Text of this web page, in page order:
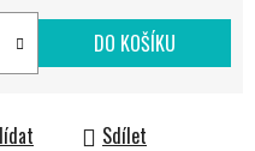
DO KOŠÍKU
Sdílet